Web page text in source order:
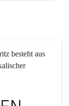
besteht aus